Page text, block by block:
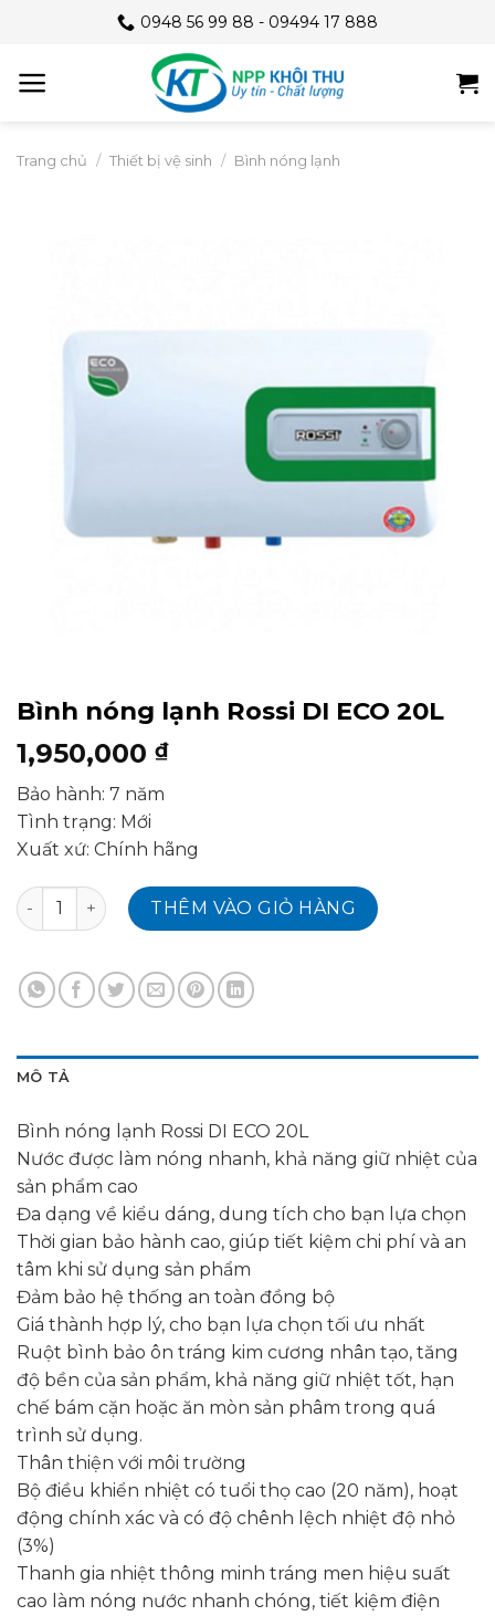
content
0948 56 99 88 - 09494 17 888
Trang chủ / Thiết bị vệ sinh / Bình nóng lạnh
Bình nóng lạnh Rossi DI ECO 20L
1,950,000 ₫
Bảo hành: 7 năm
Tình trạng: Mới
Xuất xứ: Chính hãng
Bình nóng lạnh Rossi DI ECO 20L số lượng
THÊM VÀO GIỎ HÀNG
MÔ TẢ
Bình nóng lạnh Rossi DI ECO 20L
Nước được làm nóng nhanh, khả năng giữ nhiệt của
sản phẩm cao
Đa dạng về kiểu dáng, dung tích cho bạn lựa chọn
Thời gian bảo hành cao, giúp tiết kiệm chi phí và an
tâm khi sử dụng sản phẩm
Đảm bảo hệ thống an toàn đồng bộ
Giá thành hợp lý, cho bạn lựa chọn tối ưu nhất
Ruột bình bảo ôn tráng kim cương nhân tạo, tăng
độ bền của sản phẩm, khả năng giữ nhiệt tốt, hạn
chế bám cặn hoặc ăn mòn sản phâm trong quá
trình sử dụng.
Thân thiện với môi trường
Bộ điều khiển nhiệt có tuổi thọ cao (20 năm), hoạt
động chính xác và có độ chênh lệch nhiệt độ nhỏ
(3%)
Thanh gia nhiệt thông minh tráng men hiệu suất
cao làm nóng nước nhanh chóng, tiết kiệm điện